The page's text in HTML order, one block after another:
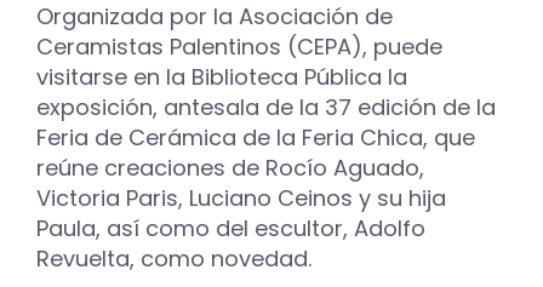
Organizada por la Asociación de
Ceramistas Palentinos (CEPA), puede
visitarse en la Biblioteca Pública la
exposición, antesala de la 37 edición de la
Feria de Cerámica de la Feria Chica, que
reúne creaciones de Rocío Aguado,
Victoria Paris, Luciano Ceinos y su hija
Paula, así como del escultor, Adolfo
Revuelta, como novedad.